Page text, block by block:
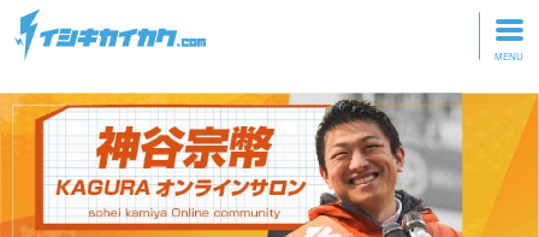
トップページ
動画を見る
記事を読む